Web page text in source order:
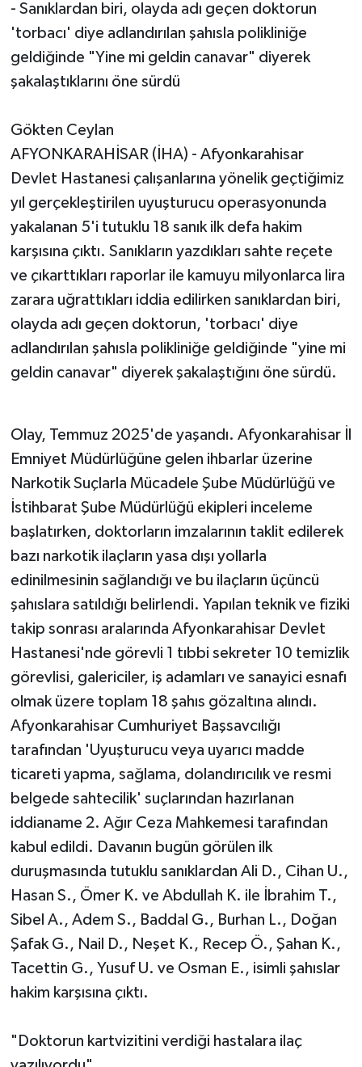
- Sanıklardan biri, olayda adı geçen doktorun
'torbacı' diye adlandırılan şahısla polikliniğe
geldiğinde "Yine mi geldin canavar" diyerek
şakalaştıklarını öne sürdü
Gökten Ceylan
AFYONKARAHİSAR (İHA) - Afyonkarahisar
Devlet Hastanesi çalışanlarına yönelik geçtiğimiz
yıl gerçekleştirilen uyuşturucu operasyonunda
yakalanan 5'i tutuklu 18 sanık ilk defa hakim
karşısına çıktı. Sanıkların yazdıkları sahte reçete
ve çıkarttıkları raporlar ile kamuyu milyonlarca lira
zarara uğrattıkları iddia edilirken sanıklardan biri,
olayda adı geçen doktorun, 'torbacı' diye
adlandırılan şahısla polikliniğe geldiğinde "yine mi
geldin canavar" diyerek şakalaştığını öne sürdü.
Olay, Temmuz 2025'de yaşandı. Afyonkarahisar İl
Emniyet Müdürlüğüne gelen ihbarlar üzerine
Narkotik Suçlarla Mücadele Şube Müdürlüğü ve
İstihbarat Şube Müdürlüğü ekipleri inceleme
başlatırken, doktorların imzalarının taklit edilerek
bazı narkotik ilaçların yasa dışı yollarla
edinilmesinin sağlandığı ve bu ilaçların üçüncü
şahıslara satıldığı belirlendi. Yapılan teknik ve fiziki
takip sonrası aralarında Afyonkarahisar Devlet
Hastanesi'nde görevli 1 tıbbi sekreter 10 temizlik
görevlisi, galericiler, iş adamları ve sanayici esnafı
olmak üzere toplam 18 şahıs gözaltına alındı.
Afyonkarahisar Cumhuriyet Başsavcılığı
tarafından 'Uyuşturucu veya uyarıcı madde
ticareti yapma, sağlama, dolandırıcılık ve resmi
belgede sahtecilik' suçlarından hazırlanan
iddianame 2. Ağır Ceza Mahkemesi tarafından
kabul edildi. Davanın bugün görülen ilk
duruşmasında tutuklu sanıklardan Ali D., Cihan U.,
Hasan S., Ömer K. ve Abdullah K. ile İbrahim T.,
Sibel A., Adem S., Baddal G., Burhan L., Doğan
Şafak G., Nail D., Neşet K., Recep Ö., Şahan K.,
Tacettin G., Yusuf U. ve Osman E., isimli şahıslar
hakim karşısına çıktı.
"Doktorun kartvizitini verdiği hastalara ilaç